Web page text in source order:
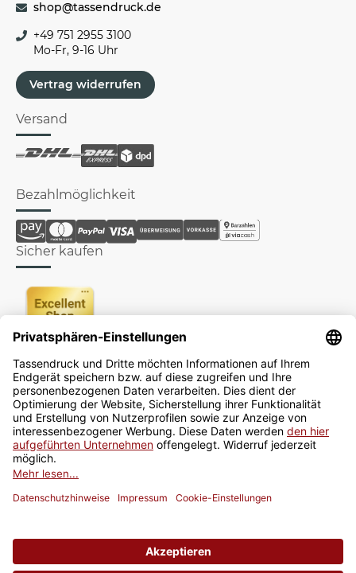
shop@tassendruck.de
+49 751 2955 3100
Mo-Fr, 9-16 Uhr
Vertrag widerrufen
Versand
Bezahlmöglichkeit
Sicher kaufen
Newsletter